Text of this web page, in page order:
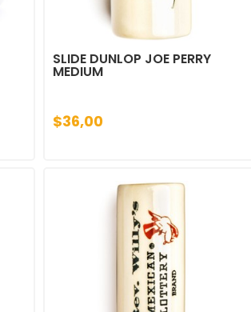
SLIDE DUNLOP JOE PERRY
MEDIUM
$36,00